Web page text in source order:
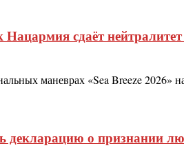
сдаёт нейтралитет
маневрах «Sea Breeze
декларацию о признании